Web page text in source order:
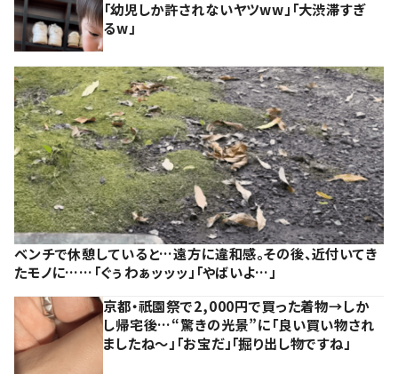
「幼児しか許されないヤツww」「大渋滞すぎ
るw」
ベンチで休憩していると…遠方に違和感。その後、近付いてき
たモノに……「ぐぅわぁッッッ」「やばいよ…」
京都・祇園祭で2,000円で買った着物→しか
し帰宅後…“驚きの光景”に「良い買い物され
ましたね～」「お宝だ」「掘り出し物ですね」